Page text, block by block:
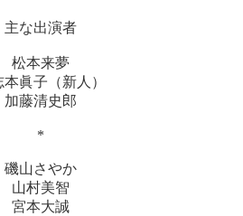
主な出演者
松本来夢
本眞子（新人）
加藤清史郎
*
磯山さやか
山村美智
宮本大誠